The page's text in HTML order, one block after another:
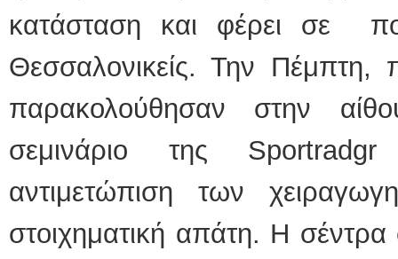
κατάσταση και φέρει σε
Θεσσαλονικείς. Την Πέμπτη,
παρακολούθησαν στην
σεμινάριο της
αντιμετώπιση των
στοιχηματική απάτη. Η σέντρα